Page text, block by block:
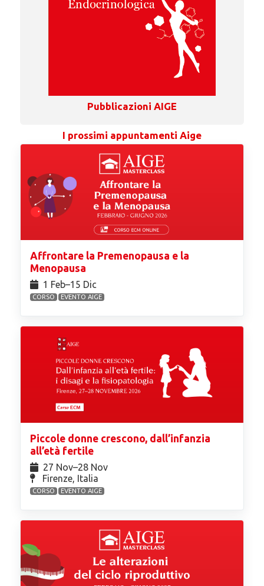
Pubblicazioni AIGE
I prossimi appuntamenti Aige
Affrontare la Premenopausa e la
Menopausa
1 Feb⁠–15 Dic
CORSO EVENTO AIGE
Piccole donne crescono, dall’infanzia
all’età fertile
27 Nov⁠–28 Nov
Firenze, Italia
CORSO EVENTO AIGE